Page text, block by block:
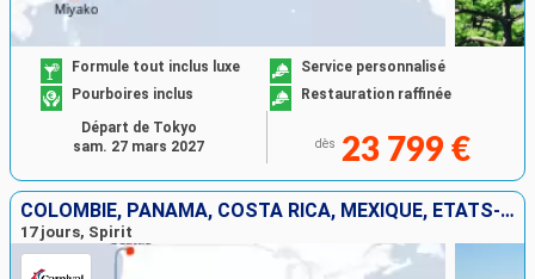
Formule tout inclus luxe
Service personnalisé
Pourboires inclus
Restauration raffinée
dès 23 799 €
Départ de Tokyo
sam. 27 mars 2027
COLOMBIE, PANAMA, COSTA RICA, MEXIQUE, ÉTATS-UNIS
17 jours, Spirit